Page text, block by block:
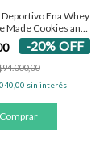
Ena Whey
Made Cookies and
x 930 g
-20% OFF
sin interés